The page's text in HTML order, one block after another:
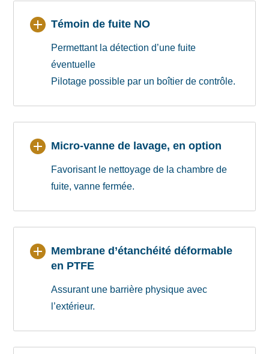
Témoin de fuite NO
Permettant la détection d’une fuite
éventuelle
Pilotage possible par un boîtier de contrôle.
Micro-vanne de lavage, en option
Favorisant le nettoyage de la chambre de
fuite, vanne fermée.
Membrane d’étanchéité déformable
en PTFE
Assurant une barrière physique avec
l’extérieur.